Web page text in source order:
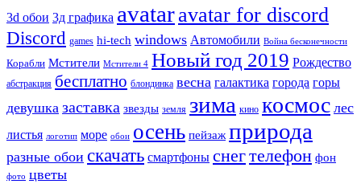
3d обои 3д графика avataravatar for discord
Discord games hi-tech windows Автомобили Война бесконечности
Корабли Мстители Мстители 4 Новый год 2019 Рождество
абстракция бесплатно блондинка весна галактика города горы
девушка заставка звезды земля зима кино космос лес
листья логотип море обои осень пейзаж природа
разные обои скачать смартфоны снегтелефон фон
фото цветы